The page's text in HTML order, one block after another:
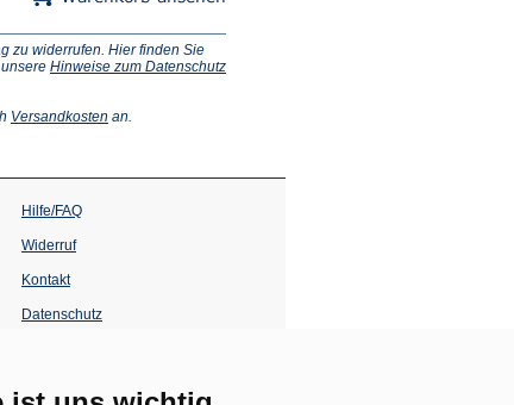
zu widerrufen. Hier finden Sie
Hinweise zum Datenschutz
Versandkosten (Öffnet
Tab)
an.
Hilfe/FAQ
Widerruf
Kontakt
Datenschutz